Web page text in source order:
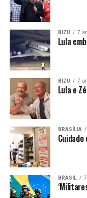
BIZU 7
Lula
BIZU 7
Lula e
BRASÍLIA
BRASIL